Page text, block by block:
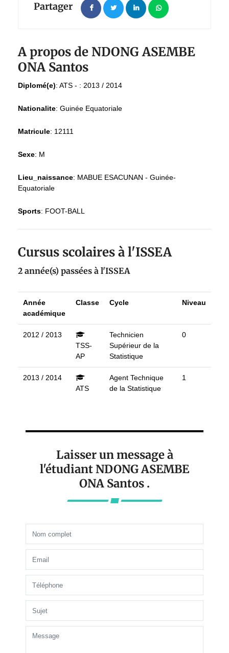
Partager
A propos de NDONG ASEMBE
ONA Santos
Diplomé(e): ATS - : 2013 / 2014
Nationalite: Guinée Equatoriale
Matricule: 12111
Sexe: M
Lieu_naissance: MABUE ESACUNAN - Guinée-
Equatoriale
Sports: FOOT-BALL
Cursus scolaires à l'ISSEA
2 année(s) passées à l'ISSEA
Année
académique
Classe Cycle Niveau
2012 / 2013
TSS-
AP
Technicien
Supérieur de la
Statistique
0
2013 / 2014
ATS
Agent Technique
de la Statistique
1
Laisser un message à
l'étudiant NDONG ASEMBE
ONA Santos .